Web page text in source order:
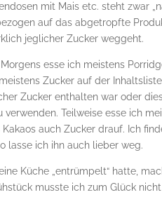
mit Mais etc. steht zwar
auf das abgetropfte
jeglicher Zucker weggeht.
esse ich meistens
Zucker auf der
Zucker enthalten war oder
verwenden. Teilweise esse ich
auch Zucker drauf. Ich
lasse ich ihn auch lieber weg.
Küche „entrümpelt“ hatte,
musste ich zum Glück